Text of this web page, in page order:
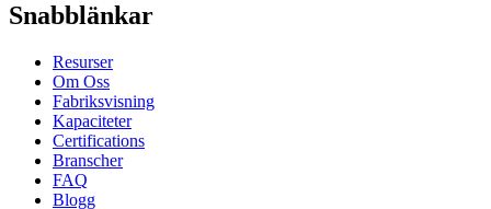
Snabblänkar
Resurser
Om Oss
Fabriksvisning
Kapaciteter
Certifications
Branscher
FAQ
Blogg